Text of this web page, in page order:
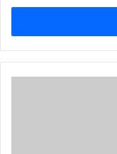
Email